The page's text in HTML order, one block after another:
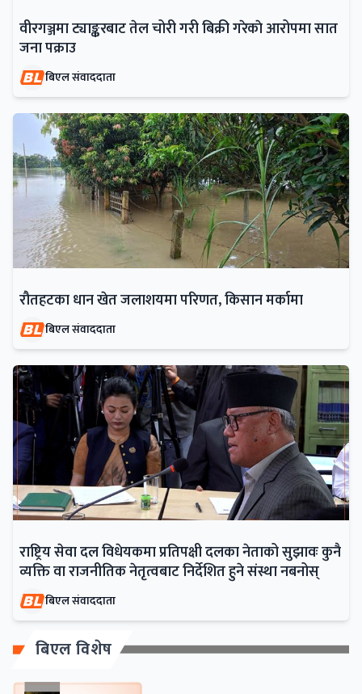
वीरगञ्जमा ट्याङ्करबाट तेल चोरी गरी बिक्री गरेकाे आरोपमा सात
जना पक्राउ
बिएल संवाददाता
रौतहटका धान खेत जलाशयमा परिणत, किसान मर्कामा
बिएल संवाददाता
राष्ट्रिय सेवा दल विधेयकमा प्रतिपक्षी दलका नेताको सुझावः कुनै
व्यक्ति वा राजनीतिक नेतृत्वबाट निर्देशित हुने संस्था नबनोस्
बिएल संवाददाता
बिएल विशेष